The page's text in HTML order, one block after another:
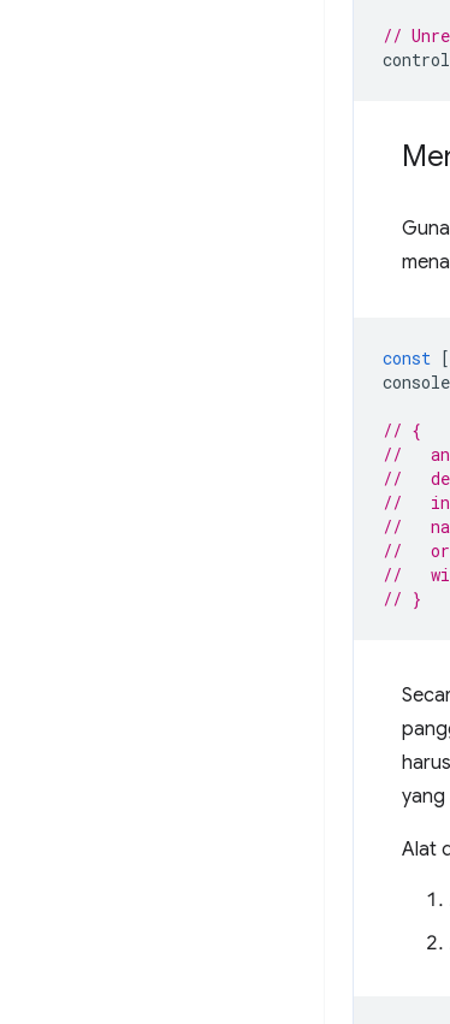
//
const [
console
// {
//
//
//
//
//
//
// }
yang
Alat